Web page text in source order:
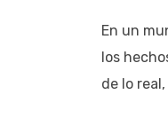
En un
los
de lo